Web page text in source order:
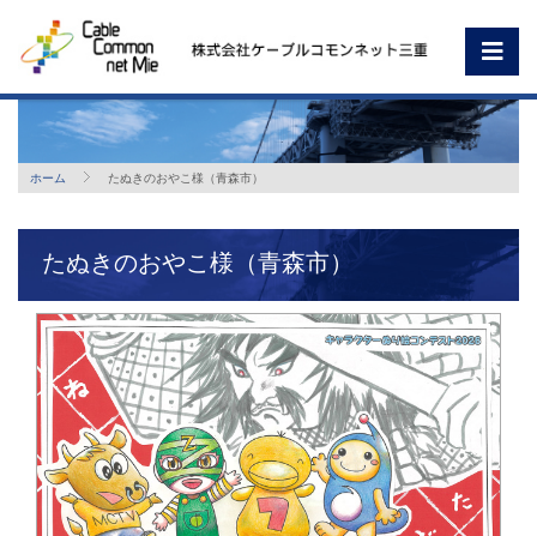
ホーム たぬきのおやこ様（青森市）
たぬきのおやこ様（青森市）